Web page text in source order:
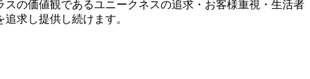
の価値観であるユニークネスの追求・お客様重視・生活者
求し提供し続けます。